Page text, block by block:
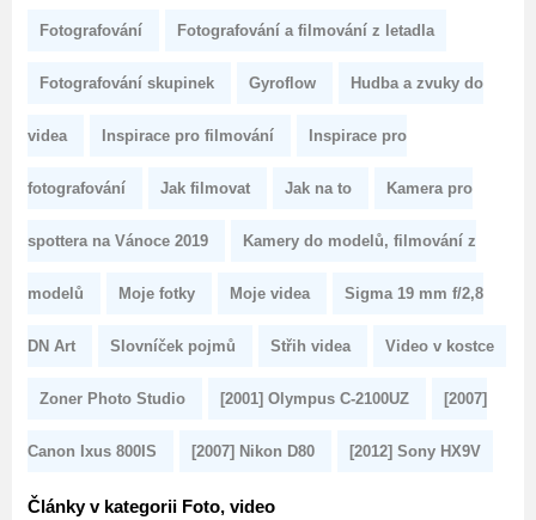
Fotografování Fotografování a filmování z letadla
Fotografování skupinek Gyroflow Hudba a zvuky do
videa Inspirace pro filmování Inspirace pro
fotografování Jak filmovat Jak na to Kamera pro
spottera na Vánoce 2019 Kamery do modelů, filmování z
modelů Moje fotky Moje videa Sigma 19 mm f/2,8
DN Art Slovníček pojmů Střih videa Video v kostce
Zoner Photo Studio [2001] Olympus C-2100UZ [2007]
Canon Ixus 800IS [2007] Nikon D80 [2012] Sony HX9V
Články v kategorii Foto, video